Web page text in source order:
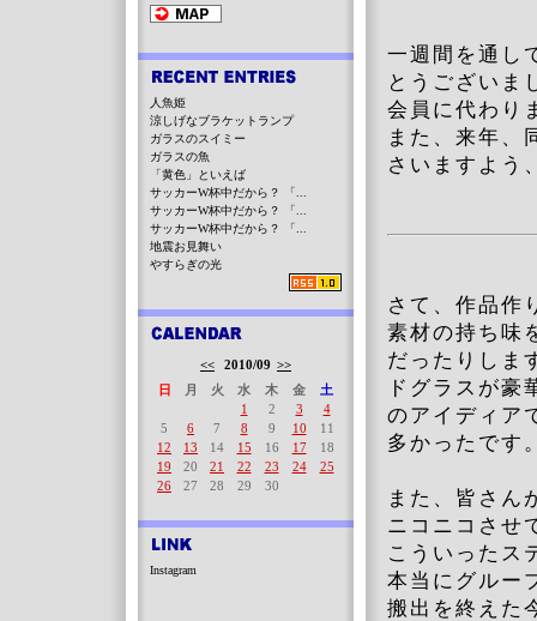
一週間を通し
とうございま
会員に代わり
また、来年、
さいますよう
さて、作品作
素材の持ち味
だったりしま
ドグラスが豪
のアイディア
多かったです
また、皆さん
ニコニコさせ
こういったス
本当にグルー
搬出を終えた
人魚姫
涼しげなブラケットランプ
ガラスのスイミー
ガラスの魚
「黄色」といえば
サッカーW杯中だから？ 「...
サッカーW杯中だから？ 「...
サッカーW杯中だから？ 「...
地震お見舞い
やすらぎの光
<< 2010/09 >>
日
月 火 水 木 金
土
1
2 3
4
5
6 7 8 9 10
11
12
13 14 15 16 17
18
19
20 21 22 23 24
25
26
27 28 29 30
Instagram